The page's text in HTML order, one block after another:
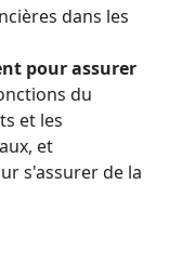
dans les
pour assurer
du
et les
et
s'assurer de la